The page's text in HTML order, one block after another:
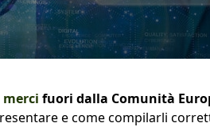
fuori dalla Comunità
e come compilarli